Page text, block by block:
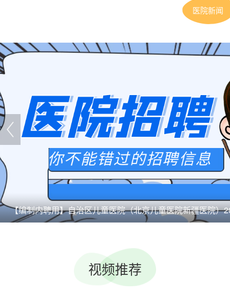
医院新闻
【编制内聘用】自治区儿童医院（北京儿童医院新疆医院）
视频推荐